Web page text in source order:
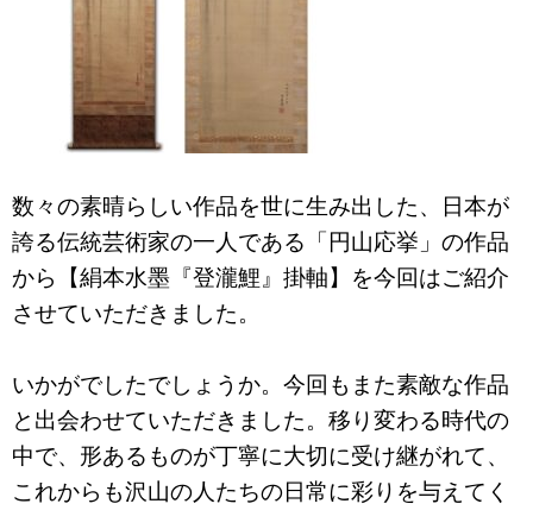
数々の素晴らしい作品を世に生み出した、日本が
誇る伝統芸術家の一人である「円山応挙」の作品
から【絹本水墨『登瀧鯉』掛軸】を今回はご紹介
させていただきました。
いかがでしたでしょうか。今回もまた素敵な作品
と出会わせていただきました。 移り変わる時代の
中で、形あるものが丁寧に大切に受け継がれて、
これからも沢山の人たちの日常に彩りを与えてく